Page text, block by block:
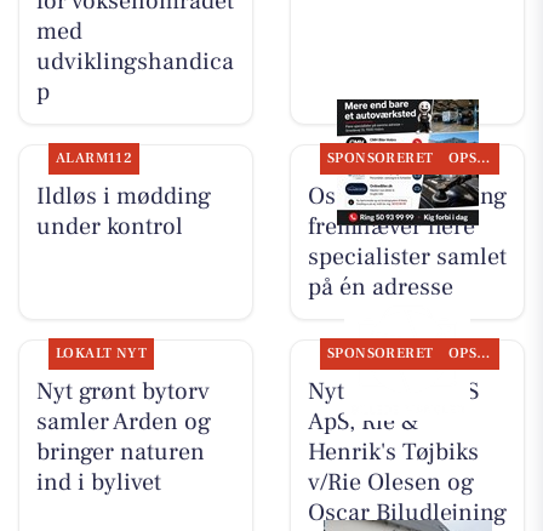
med
udviklingshandica
p
ALARM112
Ildløs i mødding
under kontrol
SPONSORERET OPSLAGSTAVLEN
Oscar Biludlejning
fremhæver flere
specialister samlet
på én adresse
LOKALT NYT
Nyt grønt bytorv
samler Arden og
bringer naturen
ind i bylivet
SPONSORERET OPSLAGSTAVLEN
Nyt fra TT CARS
ApS, Rie &
Henrik's Tøjbiks
v/Rie Olesen og
Oscar Biludlejning